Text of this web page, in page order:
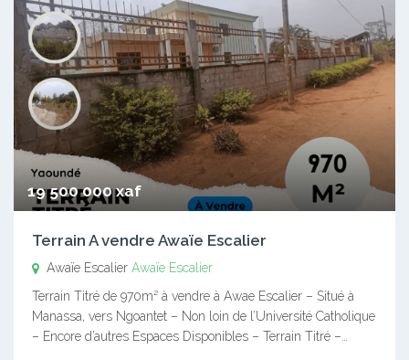
19 500 000 xaf
Terrain A vendre Awaïe Escalier
Awaïe Escalier Awaïe Escalier
Terrain Titré de 970m² à vendre à Awae Escalier – Situé à
Manassa, vers Ngoantet – Non loin de l’Université Catholique
– Encore d’autres Espaces Disponibles – Terrain Titré –…